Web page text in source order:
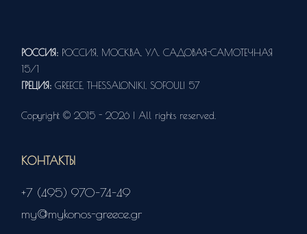
РОССИЯ: РОССИЯ, МОСКВА, УЛ. САДОВАЯ-САМОТЕЧНАЯ
15/1
ГРЕЦИЯ:GREECE, THESSALONIKI, SOFOULI 57
Copyright © 2015 - 2026 | All rights reserved.
КОНТАКТЫ
+7 (495) 970-74-49
my@mykonos-greece.gr